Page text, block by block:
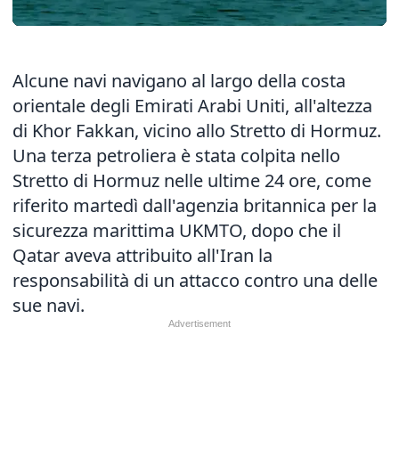
Alcune navi navigano al largo della costa
orientale degli Emirati Arabi Uniti, all'altezza
di Khor Fakkan, vicino allo Stretto di Hormuz.
Una terza petroliera è stata colpita nello
Stretto di Hormuz nelle ultime 24 ore, come
riferito martedì dall'agenzia britannica per la
sicurezza marittima UKMTO, dopo che il
Qatar aveva attribuito all'Iran la
responsabilità di un attacco contro una delle
sue navi.